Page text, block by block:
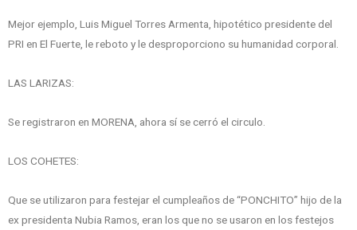
Mejor ejemplo, Luis Miguel Torres Armenta, hipotético presidente del
PRI en El Fuerte, le reboto y le desproporciono su humanidad corporal.
LAS LARIZAS:
Se registraron en MORENA, ahora sí se cerró el circulo.
LOS COHETES:
Que se utilizaron para festejar el cumpleaños de “PONCHITO” hijo de la
ex presidenta Nubia Ramos, eran los que no se usaron en los festejos